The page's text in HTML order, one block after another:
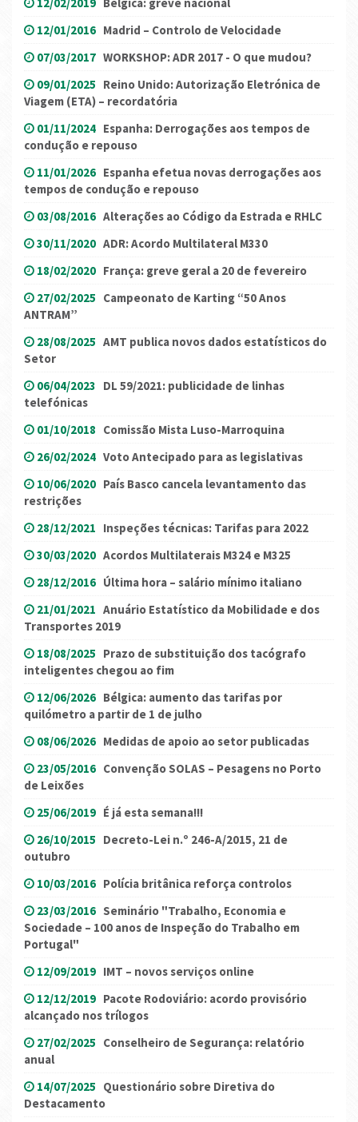
12/01/2016 Madrid – Controlo de Velocidade
07/03/2017 WORKSHOP: ADR 2017 - O que mudou?
09/01/2025 Reino Unido: Autorização Eletrónica de
Viagem (ETA) – recordatória
01/11/2024 Espanha: Derrogações aos tempos de
condução e repouso
11/01/2026 Espanha efetua novas derrogações aos
tempos de condução e repouso
03/08/2016 Alterações ao Código da Estrada e RHLC
30/11/2020 ADR: Acordo Multilateral M330
18/02/2020 França: greve geral a 20 de fevereiro
27/02/2025 Campeonato de Karting “50 Anos
ANTRAM”
28/08/2025 AMT publica novos dados estatísticos do
Setor
06/04/2023 DL 59/2021: publicidade de linhas
telefónicas
01/10/2018 Comissão Mista Luso-Marroquina
26/02/2024 Voto Antecipado para as legislativas
10/06/2020 País Basco cancela levantamento das
restrições
28/12/2021 Inspeções técnicas: Tarifas para 2022
30/03/2020 Acordos Multilaterais M324 e M325
28/12/2016 Última hora – salário mínimo italiano
21/01/2021 Anuário Estatístico da Mobilidade e dos
Transportes 2019
18/08/2025 Prazo de substituição dos tacógrafo
inteligentes chegou ao fim
12/06/2026 Bélgica: aumento das tarifas por
quilómetro a partir de 1 de julho
08/06/2026 Medidas de apoio ao setor publicadas
23/05/2016 Convenção SOLAS – Pesagens no Porto
de Leixões
25/06/2019 É já esta semana!!!
26/10/2015 Decreto-Lei n.º 246-A/2015, 21 de
outubro
10/03/2016 Polícia britânica reforça controlos
23/03/2016 Seminário "Trabalho, Economia e
Sociedade – 100 anos de Inspeção do Trabalho em
Portugal"
12/09/2019 IMT – novos serviços online
12/12/2019 Pacote Rodoviário: acordo provisório
alcançado nos trílogos
27/02/2025 Conselheiro de Segurança: relatório
anual
14/07/2025 Questionário sobre Diretiva do
Destacamento